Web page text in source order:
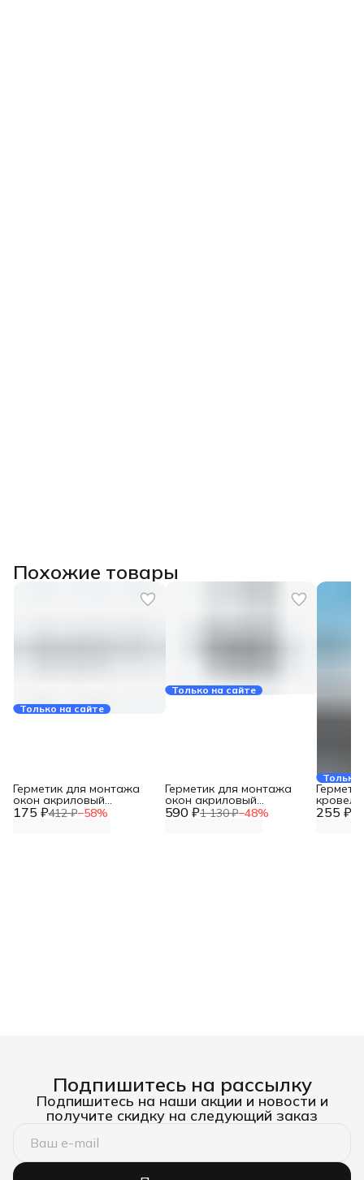
Похожие товары
Только на сайте
175 ₽412 ₽−58%
Герметик для монтажа
окон акриловый
пароизоляционный СТИЗ
Только на сайте
590 ₽1 130 ₽−48%
Герметик для монтажа
окон акриловый
пароизоляционный СТИЗ
Только
255 ₽
310 мл,
Подпишитесь на рассылку
Подпишитесь на наши акции и новости и
получите скидку на следующий заказ